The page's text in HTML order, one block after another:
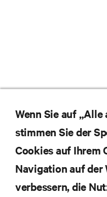
Abonnieren Sie
die neuesten
Wenn Sie auf
stimmen Sie der
Cookies auf Ihrem
Navigation auf der
verbessern, die